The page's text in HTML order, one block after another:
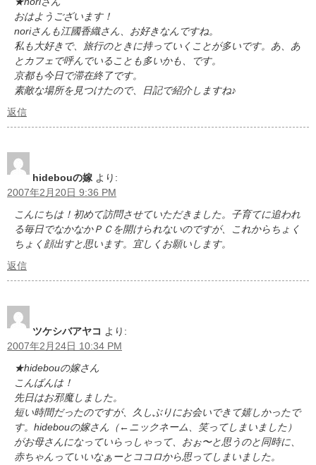
おはようございます！
noriさんも江國香織さん、お好きなんですね。
私も大好きで、旅行のときに持っていくことが多いです。あ、あ
とカフェで呼んでいることも多いかも、です。
京都も今日で滞在終了です。
素敵な場所を見つけたので、日記で紹介しますね♪
返信
hidebouの嫁 より:
2007年2月20日 9:36 PM
こんにちは！初めて訪問させていただきました。子育てに追われ
る毎日でなかなかＰＣを開けられないのですが、これからちょく
ちょく顔出すと思います。宜しくお願いします。
返信
ツケシバアヤコ より:
2007年2月24日 10:34 PM
★hidebouの嫁さん
こんばんは！
先日はお邪魔しました。
短い時間だったのですが、久しぶりにお会いできて嬉しかったで
す。hidebouの嫁さん（←ニックネーム、笑ってしまいました）
がお母さんになっていらっしゃって、おぉ〜と思うのと同時に、
赤ちゃんっていいなぁーとココロから思ってしまいました。